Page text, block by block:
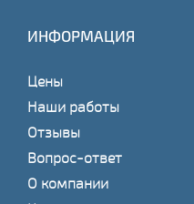
ИНФОРМАЦИЯ
Цены
Наши работы
Отзывы
Вопрос-ответ
О компании